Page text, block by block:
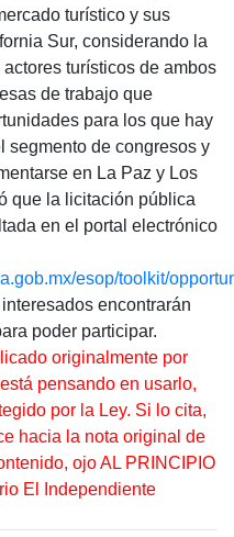
turístico y sus
Sur, considerando la
turísticos de ambos
de trabajo que
para los que hay
segmento de congresos y
en La Paz y Los
que la licitación pública
en el portal electrónico
esop/toolkit/
encontrarán
poder participar.
originalmente por
pensando en usarlo,
por la Ley. Si lo cita,
hacia la nota original de
ojo AL PRINCIPIO
El Independiente